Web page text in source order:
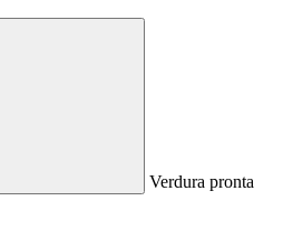
Verdura pronta